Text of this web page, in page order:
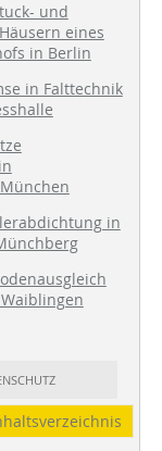
und
eines
in Berlin
in Falttechnik
in